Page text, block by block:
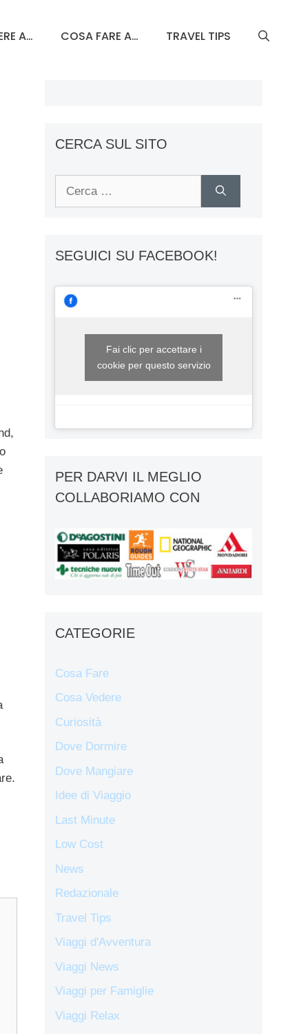
A… COSA FARE A… TRAVEL TIPS
CERCA SUL SITO
SEGUICI SU FACEBOOK!
Fai clic per accettare i
cookie per questo servizio
PER DARVI IL MEGLIO
COLLABORIAMO CON
CATEGORIE
Cosa Fare
Cosa Vedere
Curiosità
Dove Dormire
Dove Mangiare
Idee di Viaggio
Last Minute
Low Cost
News
Redazionale
Travel Tips
Viaggi d'Avventura
Viaggi News
Viaggi per Famiglie
Viaggi Relax